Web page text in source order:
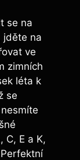
se na
jděte na
ve
zimních
léta k
se
C, E a K,